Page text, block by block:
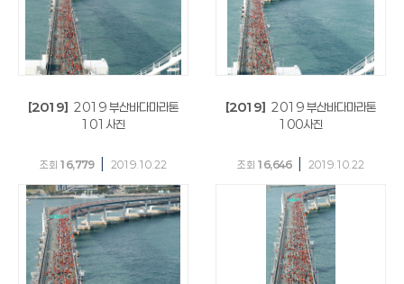
[2019] 2019 부산바다마라톤
101사진
조회 16,779 2019.10.22
[2019] 2019 부산바다마라톤
100사진
조회 16,646 2019.10.22